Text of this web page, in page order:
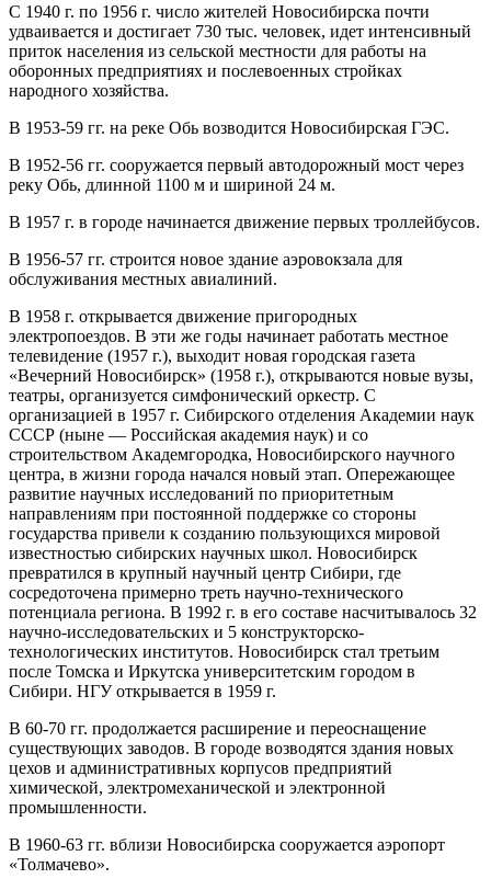
С 1940 г. по 1956 г. число жителей Новосибирска почти
удваивается и достигает 730 тыс. человек, идет интенсивный
приток населения из сельской местности для работы на
оборонных предприятиях и послевоенных стройках
народного хозяйства.
В 1953-59 гг. на реке Обь возводится Новосибирская ГЭС.
В 1952-56 гг. сооружается первый автодорожный мост через
реку Обь, длинной 1100 м и шириной 24 м.
В 1957 г. в городе начинается движение первых троллейбусов.
В 1956-57 гг. строится новое здание аэровокзала для
обслуживания местных авиалиний.
В 1958 г. открывается движение пригородных
электропоездов. В эти же годы начинает работать местное
телевидение (1957 г.), выходит новая городская газета
«Вечерний Новосибирск» (1958 г.), открываются новые вузы,
театры, организуется симфонический оркестр. С
организацией в 1957 г. Сибирского отделения Академии наук
СССР (ныне — Российская академия наук) и со
строительством Академгородка, Новосибирского научного
центра, в жизни города начался новый этап. Опережающее
развитие научных исследований по приоритетным
направлениям при постоянной поддержке со стороны
государства привели к созданию пользующихся мировой
известностью сибирских научных школ. Новосибирск
превратился в крупный научный центр Сибири, где
сосредоточена примерно треть научно-технического
потенциала региона. В 1992 г. в его составе насчитывалось 32
научно-исследовательских и 5 конструкторско-
технологических институтов. Новосибирск стал третьим
после Томска и Иркутска университетским городом в
Сибири. НГУ открывается в 1959 г.
В 60-70 гг. продолжается расширение и переоснащение
существующих заводов. В городе возводятся здания новых
цехов и административных корпусов предприятий
химической, электромеханической и электронной
промышленности.
В 1960-63 гг. вблизи Новосибирска сооружается аэропорт
«Толмачево».